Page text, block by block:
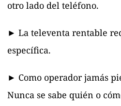
otro lado del teléfono.
► La televenta rentable
específica.
► Como operador jamás
Nunca se sabe quién o